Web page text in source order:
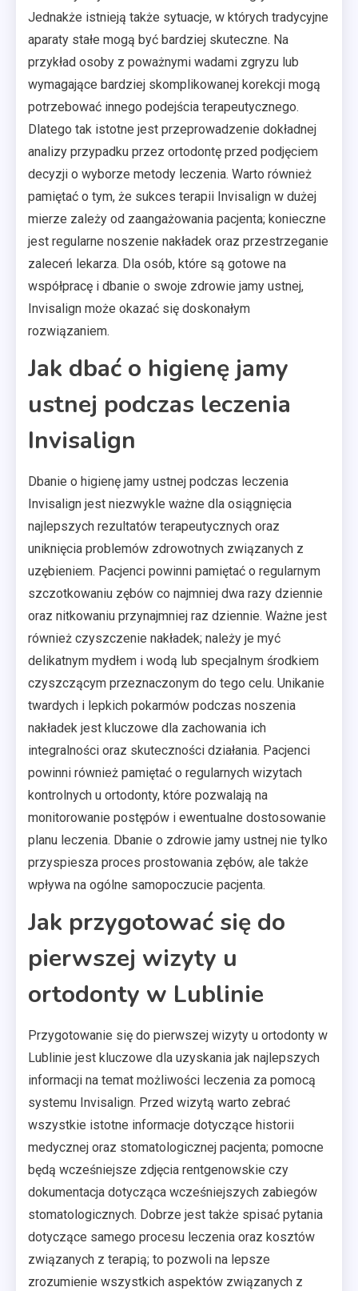
Jednakże istnieją także sytuacje, w których tradycyjne
aparaty stałe mogą być bardziej skuteczne. Na
przykład osoby z poważnymi wadami zgryzu lub
wymagające bardziej skomplikowanej korekcji mogą
potrzebować innego podejścia terapeutycznego.
Dlatego tak istotne jest przeprowadzenie dokładnej
analizy przypadku przez ortodontę przed podjęciem
decyzji o wyborze metody leczenia. Warto również
pamiętać o tym, że sukces terapii Invisalign w dużej
mierze zależy od zaangażowania pacjenta; konieczne
jest regularne noszenie nakładek oraz przestrzeganie
zaleceń lekarza. Dla osób, które są gotowe na
współpracę i dbanie o swoje zdrowie jamy ustnej,
Invisalign może okazać się doskonałym
rozwiązaniem.
Jak dbać o higienę jamy
ustnej podczas leczenia
Invisalign
Dbanie o higienę jamy ustnej podczas leczenia
Invisalign jest niezwykle ważne dla osiągnięcia
najlepszych rezultatów terapeutycznych oraz
uniknięcia problemów zdrowotnych związanych z
uzębieniem. Pacjenci powinni pamiętać o regularnym
szczotkowaniu zębów co najmniej dwa razy dziennie
oraz nitkowaniu przynajmniej raz dziennie. Ważne jest
również czyszczenie nakładek; należy je myć
delikatnym mydłem i wodą lub specjalnym środkiem
czyszczącym przeznaczonym do tego celu. Unikanie
twardych i lepkich pokarmów podczas noszenia
nakładek jest kluczowe dla zachowania ich
integralności oraz skuteczności działania. Pacjenci
powinni również pamiętać o regularnych wizytach
kontrolnych u ortodonty, które pozwalają na
monitorowanie postępów i ewentualne dostosowanie
planu leczenia. Dbanie o zdrowie jamy ustnej nie tylko
przyspiesza proces prostowania zębów, ale także
wpływa na ogólne samopoczucie pacjenta.
Jak przygotować się do
pierwszej wizyty u
ortodonty w Lublinie
Przygotowanie się do pierwszej wizyty u ortodonty w
Lublinie jest kluczowe dla uzyskania jak najlepszych
informacji na temat możliwości leczenia za pomocą
systemu Invisalign. Przed wizytą warto zebrać
wszystkie istotne informacje dotyczące historii
medycznej oraz stomatologicznej pacjenta; pomocne
będą wcześniejsze zdjęcia rentgenowskie czy
dokumentacja dotycząca wcześniejszych zabiegów
stomatologicznych. Dobrze jest także spisać pytania
dotyczące samego procesu leczenia oraz kosztów
związanych z terapią; to pozwoli na lepsze
zrozumienie wszystkich aspektów związanych z